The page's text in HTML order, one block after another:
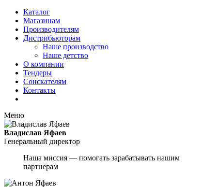
Каталог
Магазинам
Производителям
Дистрибьюторам
Наше производство
Наше детство
О компании
Тендеры
Соискателям
Контакты
Меню
Владислав Яфаев
Генеральный директор
Наша миссия — помогать зарабатывать нашим
партнерам